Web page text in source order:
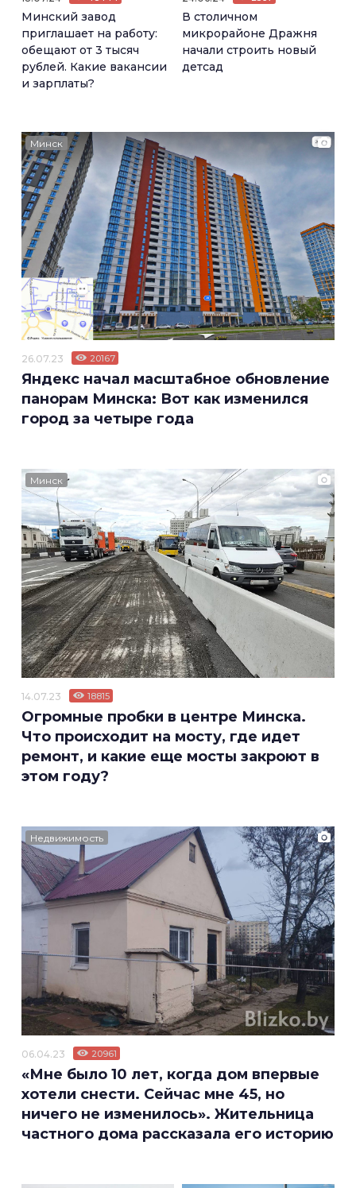
Минский завод
приглашает на работу:
обещают от 3 тысяч
рублей. Какие вакансии
и зарплаты?
В столичном
микрорайоне Дражня
начали строить новый
детсад
Минск
26.07.23 20167
Яндекс начал масштабное обновление
панорам Минска: Вот как изменился
город за четыре года
Минск
14.07.23 18815
Огромные пробки в центре Минска.
Что происходит на мосту, где идет
ремонт, и какие еще мосты закроют в
этом году?
Недвижимость
06.04.23 20961
«Мне было 10 лет, когда дом впервые
хотели снести. Сейчас мне 45, но
ничего не изменилось». Жительница
частного дома рассказала его историю